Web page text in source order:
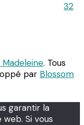
32
. Tous
par Blossom
garantir la
Si vous